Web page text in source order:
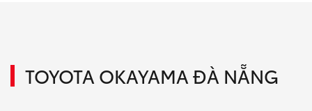
TOYOTA OKAYAMA ĐÀ NẴNG